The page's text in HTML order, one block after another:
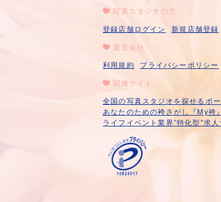
写真スタジオの方
登録店舗ログイン 新規店舗登録
運営会社
利用規約 プライバシーポリシー
関連サイト
全国の写真スタジオを探せるポ
あなたのための袴さがし『My袴』
ライフイベント業界”特化型”求人